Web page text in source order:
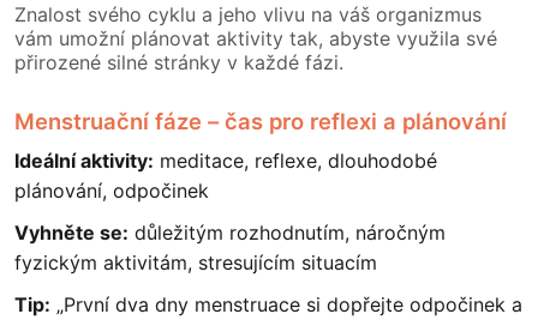
Znalost svého cyklu a jeho vlivu na váš organizmus
vám umožní plánovat aktivity tak, abyste využila své
přirozené silné stránky v každé fázi.
Menstruační fáze – čas pro reflexi a plánování
Ideální aktivity: meditace, reflexe, dlouhodobé
plánování, odpočinek
Vyhněte se: důležitým rozhodnutím, náročným
fyzickým aktivitám, stresujícím situacím
Tip: „První dva dny menstruace si dopřejte odpočinek a